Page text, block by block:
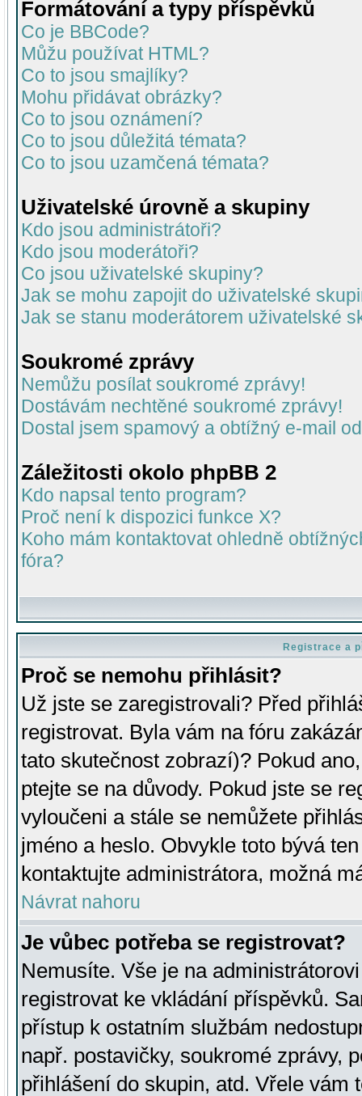
Formátování a typy příspěvků
Co je BBCode?
Můžu používat HTML?
Co to jsou smajlíky?
Mohu přidávat obrázky?
Co to jsou oznámení?
Co to jsou důležitá témata?
Co to jsou uzamčená témata?
Uživatelské úrovně a skupiny
Kdo jsou administrátoři?
Kdo jsou moderátoři?
Co jsou uživatelské skupiny?
Jak se mohu zapojit do uživatelské
Jak se stanu moderátorem uživatelské
Soukromé zprávy
Nemůžu posílat soukromé zprávy!
Dostávám nechtěné soukromé zprávy!
Dostal jsem spamový a obtížný e-mail
Záležitosti okolo phpBB 2
Kdo napsal tento program?
Proč není k dispozici funkce X?
Koho mám kontaktovat ohledně
fóra?
Registrace a
Proč se nemohu přihlásit?
Už jste se zaregistrovali? Před
registrovat. Byla vám na fóru
tato skutečnost zobrazí)? Pokud
ptejte se na důvody. Pokud jste se
vyloučeni a stále se nemůžete
jméno a heslo. Obvykle toto bývá
kontaktujte administrátora, možná
Návrat nahoru
Je vůbec potřeba se registrovat?
Nemusíte. Vše je na
registrovat ke vkládání příspěvků.
přístup k ostatním službám
např. postavičky, soukromé zprávy,
přihlášení do skupin, atd. Vřele vám